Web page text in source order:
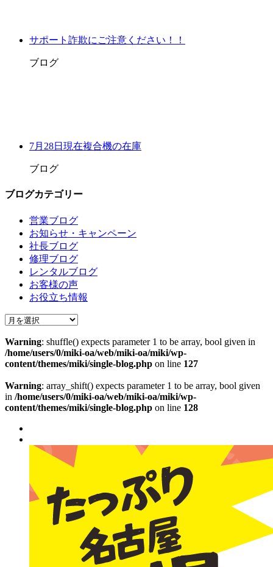
サポート詐欺にご注意ください！！
ブログ
7月28日現在複合機の在庫
ブログ
ブログカテゴリー
営業ブログ
お知らせ・キャンペーン
社長ブログ
修理ブログ
レンタルブログ
お客様の声
お役立ち情報
Warning: shuffle() expects parameter 1 to be array, bool given in
/home/users/0/miki-oa/web/miki-oa/miki/wp-
content/themes/miki/single-blog.php on line 127
Warning: array_shift() expects parameter 1 to be array, bool given
in /home/users/0/miki-oa/web/miki-oa/miki/wp-
content/themes/miki/single-blog.php on line 128